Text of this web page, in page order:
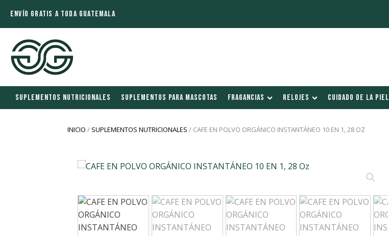
ENVÍO GRATIS A TODA GUATEMALA
SUPLEMENTOS NUTRICIONALES SUPLEMENTOS PARA MASCOTAS FRAGANCIAS RELOJES CUIDADO DE LA PIEL
INICIO / SUPLEMENTOS NUTRICIONALES / CAFE EN POLVO ORGÁNICO INSTANTÁNEO 10 EN 1, 28 OZ